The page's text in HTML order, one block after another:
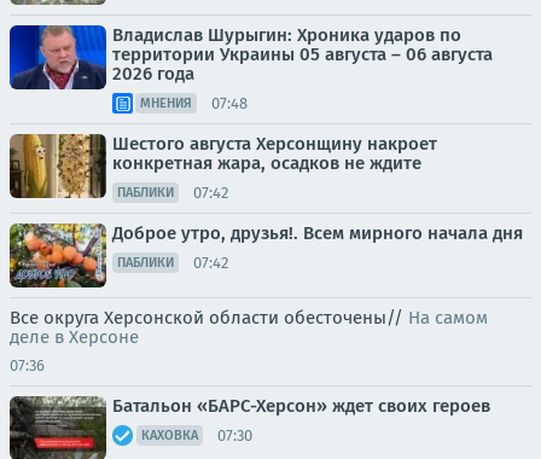
Владислав Шурыгин: Хроника ударов по
территории Украины 05 августа – 06 августа
2026 года
МНЕНИЯ 07:48
Шестого августа Херсонщину накроет
конкретная жара, осадков не ждите
ПАБЛИКИ 07:42
Доброе утро, друзья!. Всем мирного начала дня
ПАБЛИКИ 07:42
Все округа Херсонской области обесточены// На самом
деле в Херсоне
07:36
Батальон «БАРС-Херсон» ждет своих героев
КАХОВКА 07:30